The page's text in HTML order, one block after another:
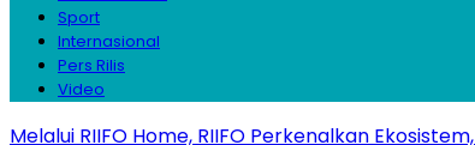
Sport
Internasional
Pers Rilis
Video
Melalui RIIFO Home, RIIFO Perkenalkan